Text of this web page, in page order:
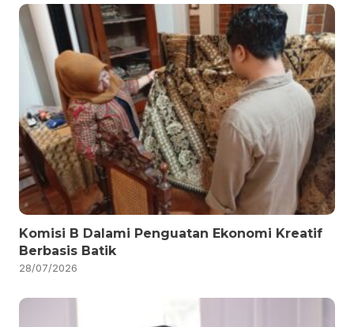
Komisi B Dalami Penguatan Ekonomi Kreatif
Berbasis Batik
28/07/2026